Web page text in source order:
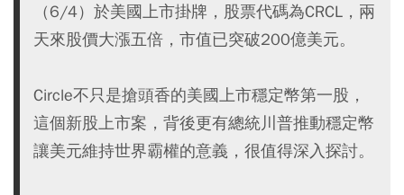
（6/4）於美國上市掛牌，股票代碼為CRCL，兩
天來股價大漲五倍，市值已突破200億美元。
Circle不只是搶頭香的美國上市穩定幣第一股，
這個新股上市案，背後更有總統川普推動穩定幣
讓美元維持世界霸權的意義，很值得深入探討。